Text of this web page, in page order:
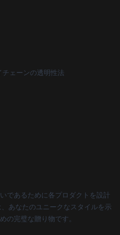
チェーンの透明性法
であるために各プロダクトを設計
あなたのユニークなスタイルを示
の完璧な贈り物です。